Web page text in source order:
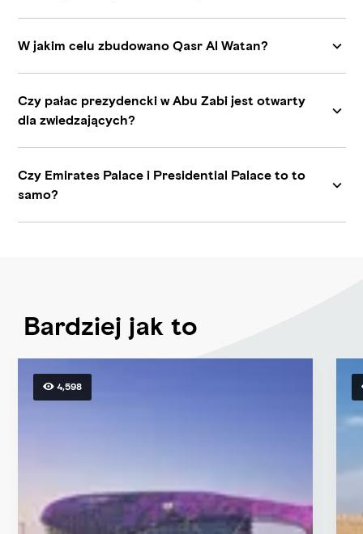
W jakim celu zbudowano Qasr Al Watan?
Czy pałac prezydencki w Abu Zabi jest otwarty
dla zwiedzających?
Czy Emirates Palace i Presidential Palace to to
samo?
Bardziej jak to
4,598